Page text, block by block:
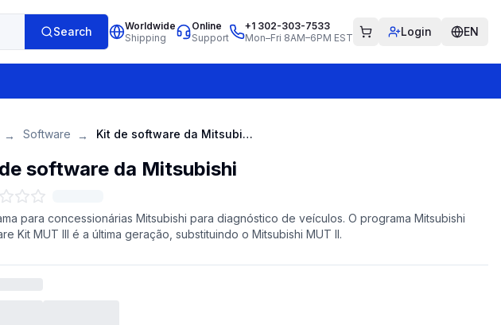
Search
Worldwide
Shipping
Online
Support
+1 302-303-7533
Mon–Fri 8AM–6PM EST
Login EN
→ Software → Kit de software da Mitsubishi
software da Mitsubishi
para concessionárias Mitsubishi para diagnóstico de veículos. O programa Mitsubishi
Kit MUT III é a última geração, substituindo o Mitsubishi MUT II.